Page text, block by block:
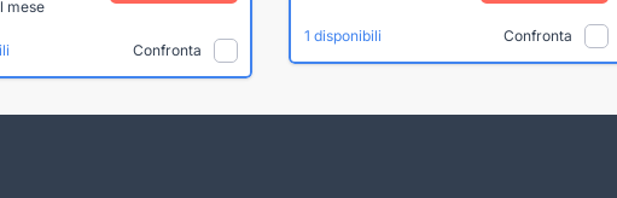
mese
Confronta
1 disponibili Confronta